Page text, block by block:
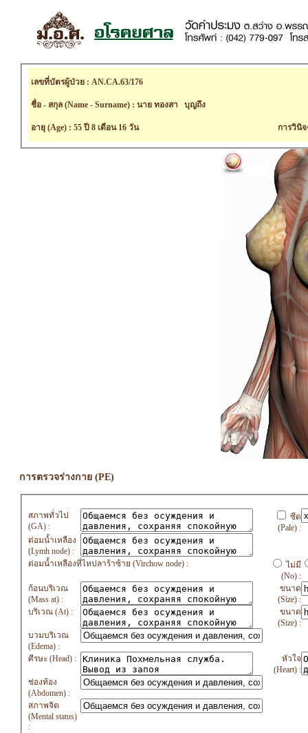
เลขที่บัตรผู้ป่วย : AN.CA.63/176
ชื่อ - สกุล (Name - Surname) : นาย ทองสา บุญถึง
อายุ (Age) : 55 ปี 8 เดือน 16 วัน การวินิ
การตรวจร่างกาย (PE)
สภาพทั่วไป
(GA) :
ซีด
(Pale) :
ต่อมน้ำเหลือง
(Lymh node) :
ต่อมน้ำเหลืองที่ไหปลาร้าซ้าย (Virchow node) :
ไม่มี
(No) :
ก้อนบริเวณ
(Mass at) :
ขนาด
(Size) :
บริเวณ (At) :
ขนาด
(Size) :
บวมบริเวณ
(Edema) :
ศีรษะ (Head) :
หัวใจ
(Heart) :
ช่องท้อง
(Abdomen) :
สภาพจิต
(Mental status)
: